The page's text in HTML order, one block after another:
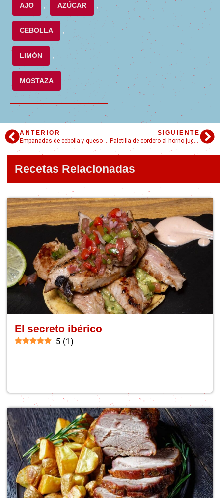
AJO , AZÚCAR ,
CEBOLLA ,
LIMÓN ,
MOSTAZA
ANTERIOR
SIGUIENTE
Recetas Relacionadas
El secreto ibérico
5 (1 )